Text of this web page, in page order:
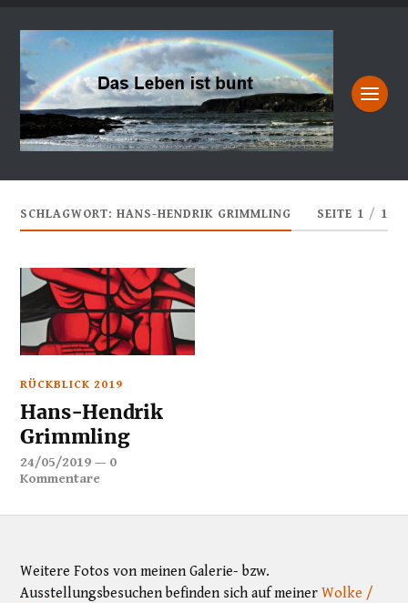
SCHLAGWORT:HANS-HENDRIK GRIMMLING SEITE 1 / 1
RÜCKBLICK 2019
Hans-Hendrik
Grimmling
24/05/2019 — 0
Kommentare
Weitere Fotos von meinen Galerie- bzw.
Ausstellungsbesuchen befinden sich auf meinerWolke /